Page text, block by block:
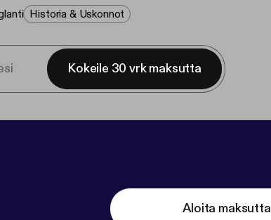
Historia & Uskonnot
Kokeile 30 vrk maksutta
Aloita maksutta